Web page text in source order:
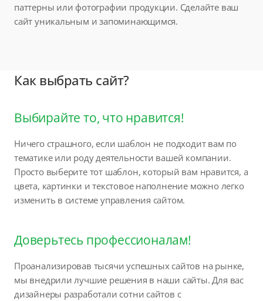
паттерны или фотографии продукции. Сделайте ваш
сайт уникальным и запоминающимся.
Как выбрать сайт?
Выбирайте то, что нравится!
Ничего страшного, если шаблон не подходит вам по
тематике или роду деятельности вашей компании.
Просто выберите тот шаблон, который вам нравится, а
цвета, картинки и текстовое наполнение можно легко
изменить в системе управления сайтом.
Доверьтесь профессионалам!
Проанализировав тысячи успешных сайтов на рынке,
мы внедрили лучшие решения в наши сайты. Для вас
дизайнеры разработали сотни сайтов с